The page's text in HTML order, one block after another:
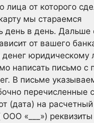
лица от которого
мы стараемся
день в день. Дальше
от вашего
денег юридическому
написать письмо с
В письме
перечисленные
(дата) на
ООО «___»)